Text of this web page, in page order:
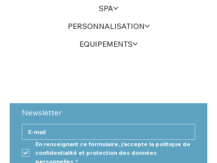
SPA
PERSONNALISATION
EQUIPEMENTS
Newsletter
En renseignant ce formulaire, j'accepte la politique de
confidentialité et protection des données
personnelles *